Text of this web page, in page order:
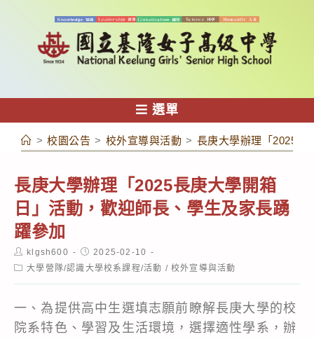
容
選單
> 校園公告 > 校外宣導與活動 > 長庚大學辦理「2025長
長庚大學辦理「2025長庚大學開箱
日」活動，歡迎師長、學生及家長踴
躍參加
Post
author:
klgsh600
Post
published:
2025-02-10
Post大學營隊/認識大學校系課程/活動 / 校外宣導與活動
一、為提供高中生選填志願前瞭解長庚大學的校
院系特色、學習及生活環境，選擇適性學系，辦